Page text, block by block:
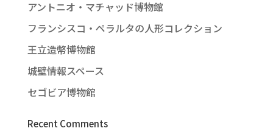
アントニオ・マチャッド博物館
フランシスコ・ペラルタの人形コレクション
王立造幣博物館
城壁情報スペース
セゴビア博物館
Recent Comments